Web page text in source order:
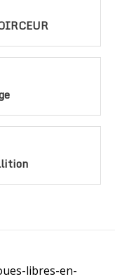
libres-en-